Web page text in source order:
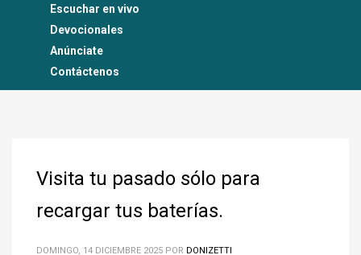
Escuchar en vivo
Devocionales
Anúnciate
Contáctenos
Visita tu pasado sólo para
recargar tus baterías.
DOMINGO, 14 DICIEMBRE 2025 POR DONIZETTI